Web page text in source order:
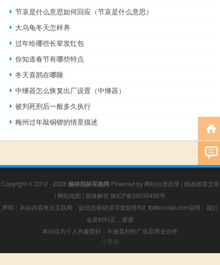
节哀是什么意思如何回应（节哀是什么意思）
大乌龟冬天怎样养
过年给哪些长辈发红包
你知道春节有哪些特点
冬天喜鹊在哪睡
中继器怎么恢复出厂设置（中继器）
被判死刑后一般多久执行
梅州过年敲铜锣的情景描述
Copyright © 2012 - 2026 榆林招标采购网 Powered by 网站分类目录 | 精选推荐文章
| 网站地图 | 疑难解答 陕ICP备05039492号
声明：本站内容来自互联网，如信息有错误可发邮件到f_fb#foxmail.com说明，我们
会及时纠正，谢谢
本站仅为个人兴趣爱好，不接盈利性广告及商业合作
小男孩